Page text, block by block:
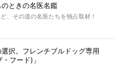
のときの名医名鑑
、その道の名医たちを独占取材！
選択。フレンチブルドッグ専用
フード)」